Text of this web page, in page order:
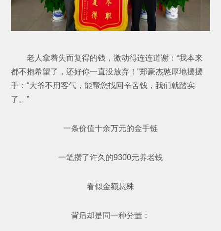
老人拿着失而复得的钱，激动得连连道谢：“我本来
都不抱希望了，还好你一直没放弃！”郑豪杰憨厚地摆摆
手：“大爷不用客气，能帮您找回辛苦钱，我们就踏实
了。”
一条价值十余万元的金手链
一笔攒了许久的9300元养老钱
看似金额悬殊
背后却是同一种分量：